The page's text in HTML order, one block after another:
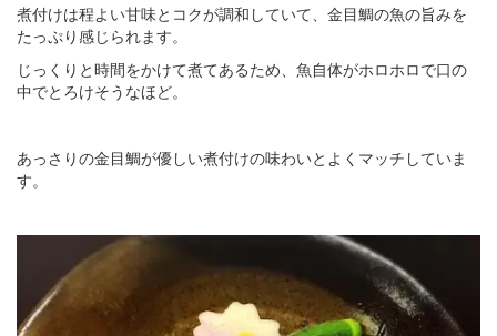
煮付けは程よい甘味とコクが調和していて、金目鯛の魚の旨みを
たっぷり感じられます。
じっくりと時間をかけて煮てあるため、魚自体がホロホロで口の
中でとろけそうなほど。
あっさりの金目鯛が優しい煮付けの味わいとよくマッチしていま
す。